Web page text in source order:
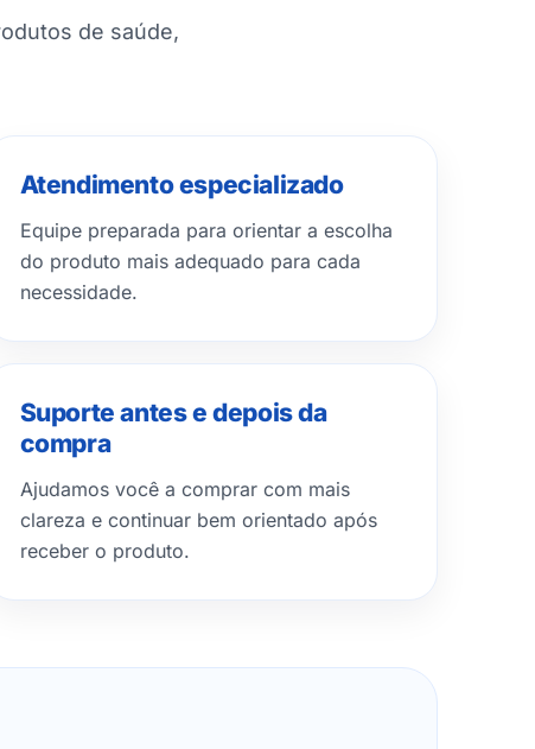
de saúde,
Atendimento especializado
Equipe preparada para orientar a escolha
do produto mais adequado para cada
necessidade.
Suporte antes e depois da
compra
Ajudamos você a comprar com mais
clareza e continuar bem orientado após
receber o produto.